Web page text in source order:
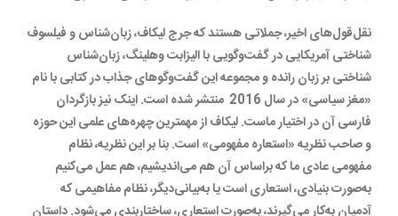
نقل‌قول‌های اخیر، جملاتی هستند که جرج لیکاف، زبان‌شناس و فیلسوف
شناختی آمریکایی در گفت‌و‌گویی با الیزابت وهلینگ، زبان‌شناس
شناختی بر زبان رانده و مجموعه این گفت‌و‌گوهای جذاب در کتابی با نام
«مغز سیاسی» در سال 2016 منتشر شده است. اینک نیز بازگردان
فارسی آن در اختیار ماست. لیکاف از مهمترین چهره‌های علمی این حوزه
و صاحب نظریه «استعاره مفهومی» است. بنا بر این نظریه، نظام
مفهومی عادی ما که براساس آن هم می‌اندیشیم، هم عمل می‌کنیم
به‌صورت بنیادی، استعاری است یا به‌بیانی‌دیگر، نظام مفاهیمی که
آدمیان به‌کار می‌گیرند، به‌صورت استعاری، ساختاربندی می‌شود. داستان